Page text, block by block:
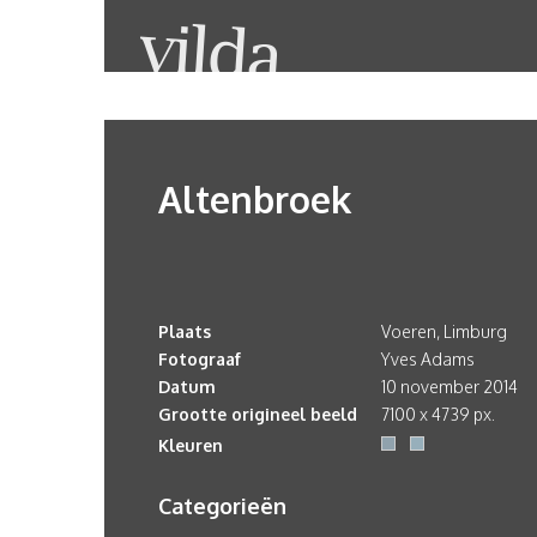
Altenbroek
Plaats
Voeren, Limburg
Fotograaf
Yves Adams
Datum
10 november 2014
Grootte origineel beeld
7100 x 4739 px.
Kleuren
Categorieën